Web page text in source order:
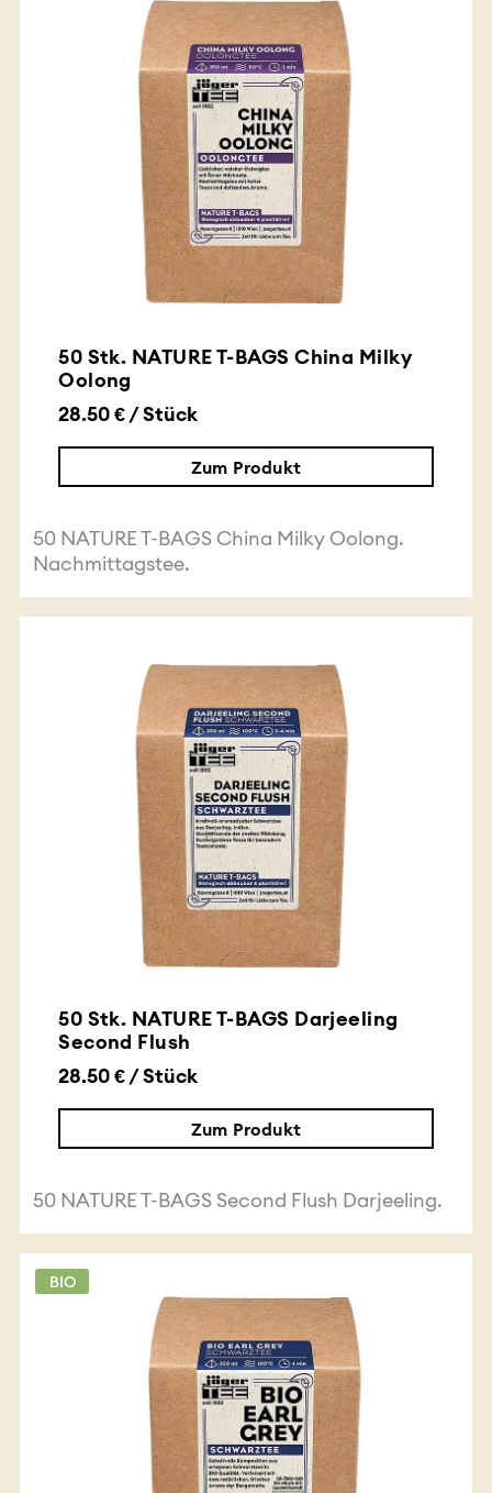
50 Stk. NATURE T-BAGS China Milky
Oolong
28.50 € / Stück
Zum Produkt
50 NATURE T-BAGS China Milky Oolong.
Nachmittagstee.
50 Stk. NATURE T-BAGS Darjeeling
Second Flush
28.50 € / Stück
Zum Produkt
50 NATURE T-BAGS Second Flush Darjeeling.
BIO